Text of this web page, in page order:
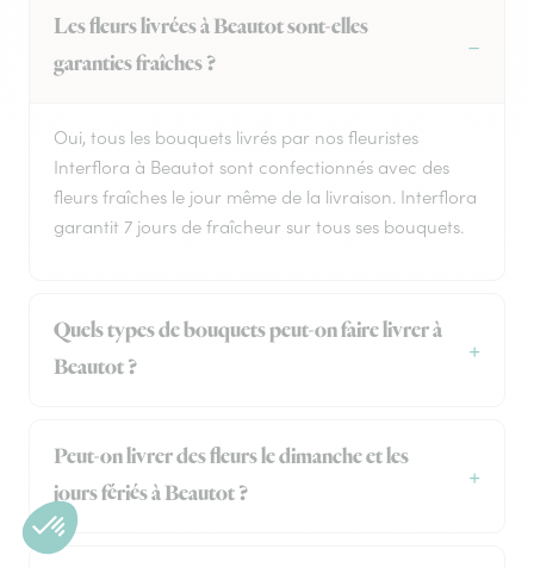
Les fleurs livrées à Beautot sont-elles
garanties fraîches ?
Oui, tous les bouquets livrés par nos fleuristes
Interflora à Beautot sont confectionnés avec des
fleurs fraîches le jour même de la livraison. Interflora
garantit 7 jours de fraîcheur sur tous ses bouquets.
Quels types de bouquets peut-on faire livrer à
Beautot ?
Peut-on livrer des fleurs le dimanche et les
jours fériés à Beautot ?